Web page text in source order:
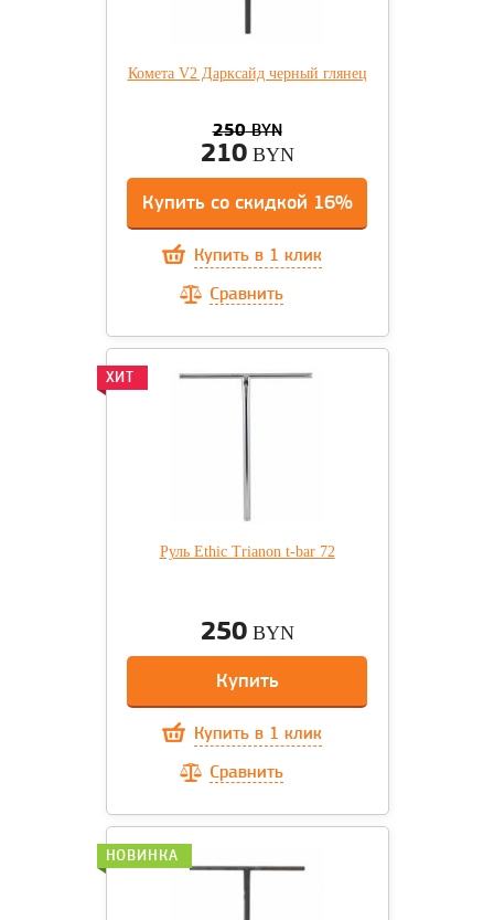
Комета V2 Дарксайд черный глянец
250BYN
210BYN
Купить со скидкой 16%
Купить в 1 клик
Сравнить
Руль Ethic Trianon t-bar 72
250BYN
Купить
Купить в 1 клик
Сравнить
ХИТ
НОВИНКА